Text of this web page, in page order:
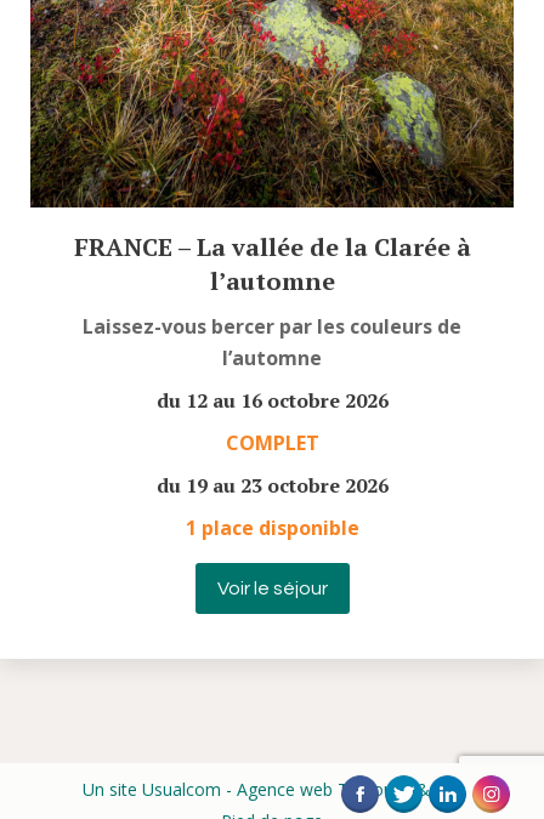
FRANCE – La vallée de la Clarée à
l’automne
Laissez-vous bercer par les couleurs de
l’automne
du 12 au 16 octobre 2026
COMPLET
du 19 au 23 octobre 2026
1 place disponible
Voir le séjour
Un site Usualcom - Agence web Toulouse & Albi